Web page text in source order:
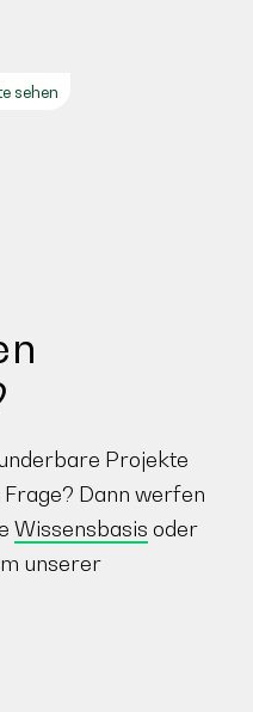
sehen
Projekte
Dann werfen
Wissensbasis oder
unserer